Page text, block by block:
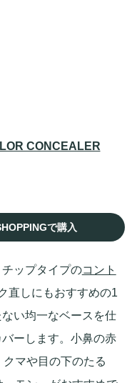
CONCEALER
で購入
チップタイプのコント
直しにもおすすめの1
ない均一なベースを仕
ーします。小鼻の赤
マや目の下のたる